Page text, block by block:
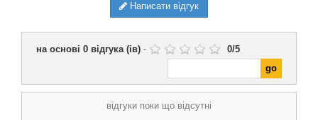
Написати відгук
на основі 0 відгука (ів) - 0/5
відгуки поки що відсутні